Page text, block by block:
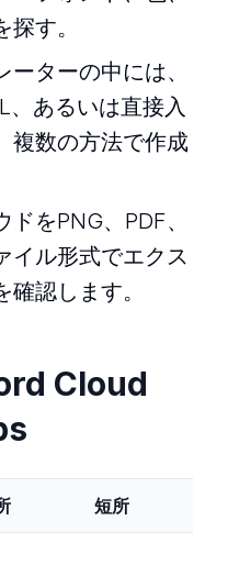
す。
ーターの中には、
、あるいは直接入
複数の方法で作成
ドをPNG、PDF、
イル形式でエクス
認します。
Cloud
短所